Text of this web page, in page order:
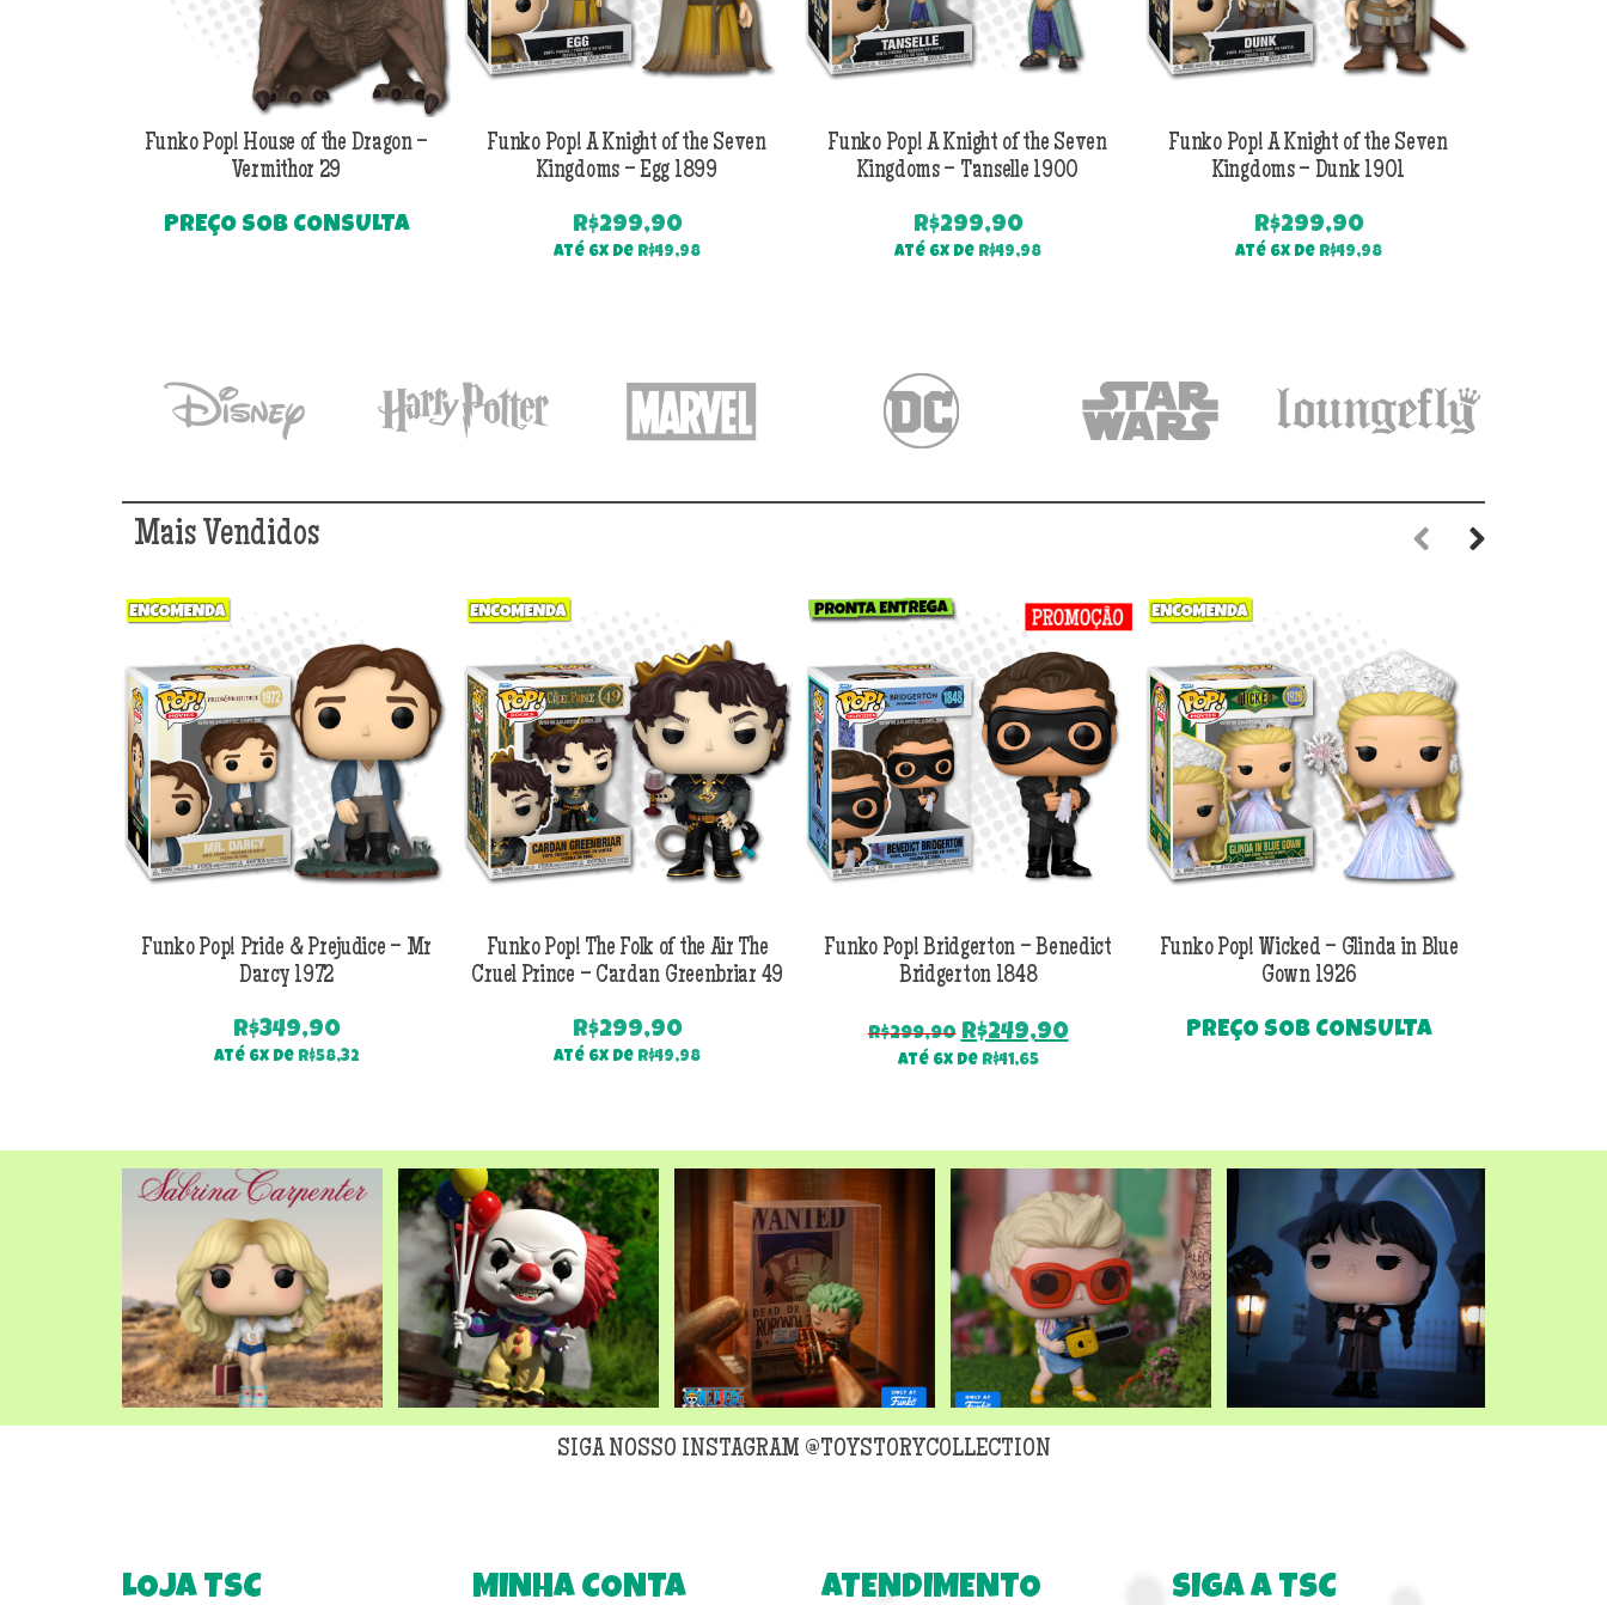
Funko Pop! House of the Dragon –
Vermithor 29
PREÇO SOB CONSULTA
Funko Pop! A Knight of the Seven
Kingdoms – Egg 1899
R$299,90
Até 6x de R$49,98
Funko Pop! A Knight of the Seven
Kingdoms – Tanselle 1900
R$299,90
Até 6x de R$49,98
Funko Pop! A Knight of the Seven
Kingdoms – Dunk 1901
R$299,90
Até 6x de R$49,98
Mais Vendidos
Funko Pop! Pride & Prejudice – Mr
Darcy 1972
R$349,90
Até 6x de R$58,32
Funko Pop! The Folk of the Air The
Cruel Prince – Cardan Greenbriar 49
R$299,90
Até 6x de R$49,98
Funko Pop! Bridgerton – Benedict
Bridgerton 1848
R$299,90 O
preço
R$249,90O
Até 6x de R$41,65
Funko Pop! Wicked – Glinda in Blue
Gown 1926
PREÇO SOB CONSULTA
SIGA NOSSO INSTAGRAM @TOYSTORYCOLLECTION
LOJA TSC MINHA CONTA ATENDIMENTO SIGA A TSC